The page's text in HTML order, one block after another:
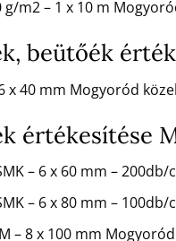
m2 – 1 x 10 m
beütőék
x 40 mm Mogyoród
értékesítése
– 6 x 60 mm –
– 6 x 80 mm – 100db/
– 8 x 100 mm